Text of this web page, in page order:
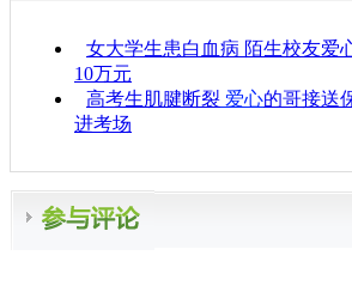
女大学生患白血病 陌生校友爱
10万元
高考生肌腱断裂 爱心的哥接送
进考场